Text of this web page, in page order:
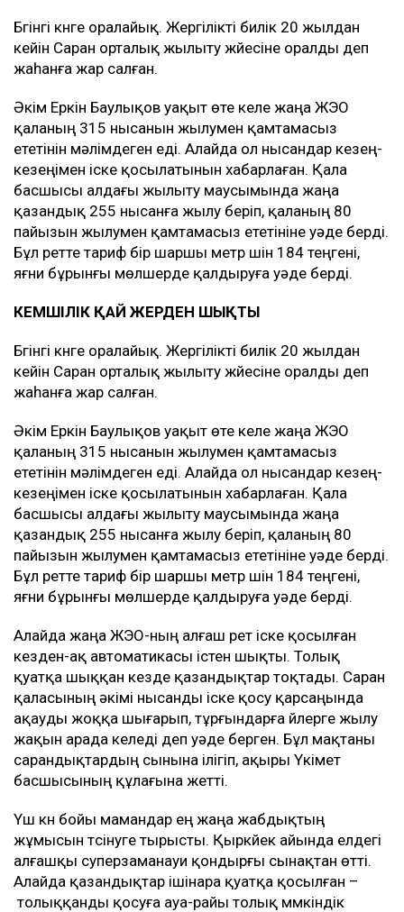
Бүгінгі күнге оралайық. Жергілікті билік 20 жылдан
кейін Саран орталық жылыту жүйесіне оралды деп
жаһанға жар салған.
Әкім Еркін Баулықов уақыт өте келе жаңа ЖЭО
қаланың 315 нысанын жылумен қамтамасыз
ететінін мәлімдеген еді. Алайда ол нысандар кезең-
кезеңімен іске қосылатынын хабарлаған. Қала
басшысы алдағы жылыту маусымында жаңа
қазандық 255 нысанға жылу беріп, қаланың 80
пайызын жылумен қамтамасыз ететініне уәде берді.
Бұл ретте тариф бір шаршы метр үшін 184 теңгені,
яғни бұрынғы мөлшерде қалдыруға уәде берді.
КЕМШІЛІК ҚАЙ ЖЕРДЕН ШЫҚТЫ
Бүгінгі күнге оралайық. Жергілікті билік 20 жылдан
кейін Саран орталық жылыту жүйесіне оралды деп
жаһанға жар салған.
Әкім Еркін Баулықов уақыт өте келе жаңа ЖЭО
қаланың 315 нысанын жылумен қамтамасыз
ететінін мәлімдеген еді. Алайда ол нысандар кезең-
кезеңімен іске қосылатынын хабарлаған. Қала
басшысы алдағы жылыту маусымында жаңа
қазандық 255 нысанға жылу беріп, қаланың 80
пайызын жылумен қамтамасыз ететініне уәде берді.
Бұл ретте тариф бір шаршы метр үшін 184 теңгені,
яғни бұрынғы мөлшерде қалдыруға уәде берді.
Алайда жаңа ЖЭО-ның алғаш рет іске қосылған
кезден-ақ автоматикасы істен шықты. Толық
қуатқа шыққан кезде қазандықтар тоқтады. Саран
қаласының әкімі нысанды іске қосу қарсаңында
ақауды жоққа шығарып, тұрғындарға үйлерге жылу
жақын арада келеді деп уәде берген. Бұл мақтаны
сарандықтардың сынына ілігіп, ақыры Үкімет
басшысының құлағына жетті.
Үш күн бойы мамандар ең жаңа жабдықтың
жұмысын түсінуге тырысты. Қыркүйек айында елдегі
алғашқы суперзаманауи қондырғы сынақтан өтті.
Алайда қазандықтар ішінара қуатқа қосылған –
толыққанды қосуға ауа-райы толық мүмкіндік